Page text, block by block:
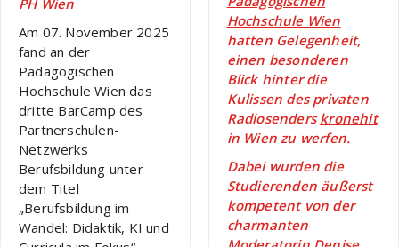
Am 07. November 2025
fand an der
Pädagogischen
Hochschule Wien das
dritte BarCamp des
Partnerschulen-
Netzwerks
Berufsbildung unter
dem Titel
„Berufsbildung im
Wandel: Didaktik, KI und
Hochschule Wien
hatten Gelegenheit,
einen besonderen
Blick hinter die
Kulissen des privaten
Radiosenderskronehit
in Wien zu werfen.
Dabei wurden die
Studierenden äußerst
kompetent von der
charmanten